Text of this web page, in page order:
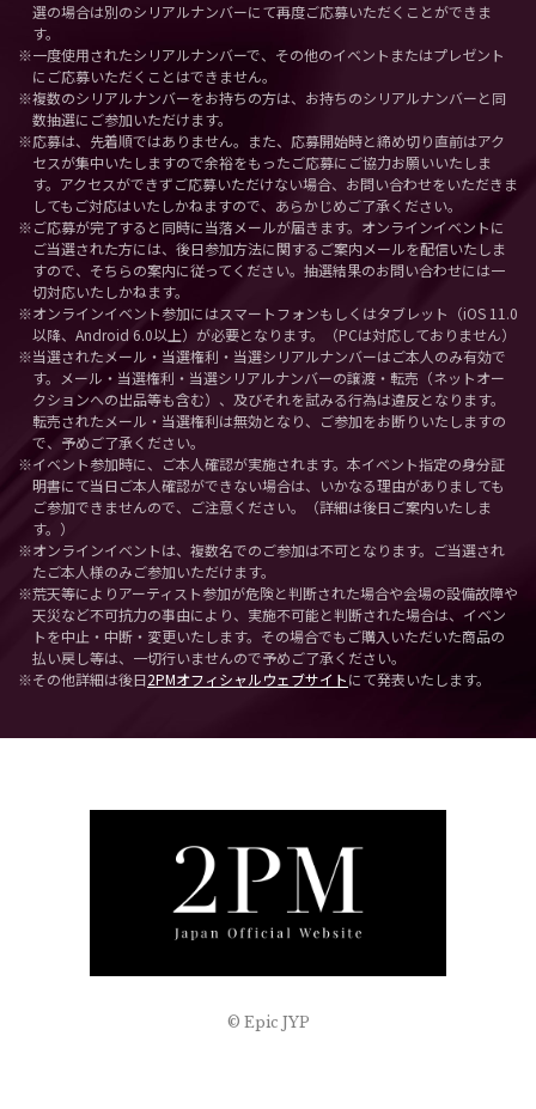
選の場合は別のシリアルナンバーにて再度ご応募いただくことができま
す。
※一度使用されたシリアルナンバーで、その他のイベントまたはプレゼント
にご応募いただくことはできません。
※複数のシリアルナンバーをお持ちの方は、お持ちのシリアルナンバーと同
数抽選にご参加いただけます。
※応募は、先着順ではありません。また、応募開始時と締め切り直前はアク
セスが集中いたしますので余裕をもったご応募にご協力お願いいたしま
す。アクセスができずご応募いただけない場合、お問い合わせをいただきま
してもご対応はいたしかねますので、あらかじめご了承ください。
※ご応募が完了すると同時に当落メールが届きます。オンラインイベントに
ご当選された方には、後日参加方法に関するご案内メールを配信いたしま
すので、そちらの案内に従ってください。抽選結果のお問い合わせには一
切対応いたしかねます。
※オンラインイベント参加にはスマートフォンもしくはタブレット（iOS 11.0
以降、Android 6.0以上）が必要となります。（PCは対応しておりません）
※当選されたメール・当選権利・当選シリアルナンバーはご本人のみ有効で
す。メール・当選権利・当選シリアルナンバーの譲渡・転売（ネットオー
クションへの出品等も含む）、及びそれを試みる行為は違反となります。
転売されたメール・当選権利は無効となり、ご参加をお断りいたしますの
で、予めご了承ください。
※イベント参加時に、ご本人確認が実施されます。本イベント指定の身分証
明書にて当日ご本人確認ができない場合は、いかなる理由がありましても
ご参加できませんので、ご注意ください。（詳細は後日ご案内いたしま
す。）
※オンラインイベントは、複数名でのご参加は不可となります。ご当選され
たご本人様のみご参加いただけます。
※荒天等によりアーティスト参加が危険と判断された場合や会場の設備故障や
天災など不可抗力の事由により、実施不可能と判断された場合は、イベン
トを中止・中断・変更いたします。その場合でもご購入いただいた商品の
払い戻し等は、一切行いませんので予めご了承ください。
※その他詳細は後日2PMオフィシャルウェブサイトにて発表いたします。
© Epic JYP